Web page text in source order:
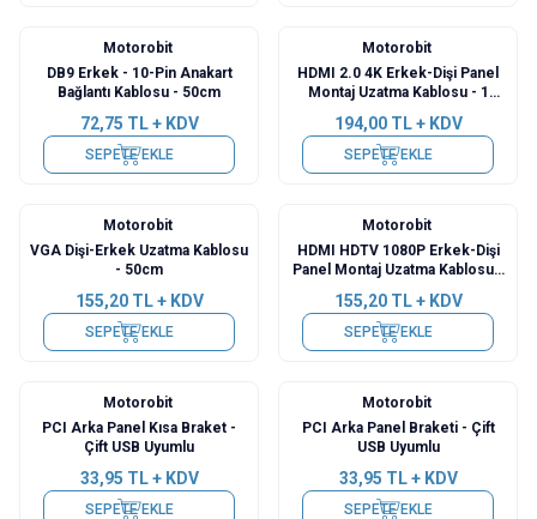
Motorobit
DB9 Erkek - 10-Pin Anakart
Bağlantı Kablosu - 50cm
72,75 TL + KDV
SEPETE EKLE
Motorobit
HDMI 2.0 4K Erkek-Dişi Panel
Montaj Uzatma Kablosu - 1
194,00TL + KDV
SEPETE EKLE
Motorobit
VGA Dişi-Erkek Uzatma Kablosu
- 50cm
155,20TL + KDV
SEPETE EKLE
Motorobit
HDMI HDTV 1080P Erkek-Dişi
Panel Montaj Uzatma Kablosu -
155,20TL + KDV
SEPETE EKLE
Motorobit
PCI Arka Panel Kısa Braket -
Çift USB Uyumlu
33,95 TL + KDV
SEPETE EKLE
Motorobit
PCI Arka Panel Braketi - Çift
USB Uyumlu
33,95 TL + KDV
SEPETE EKLE